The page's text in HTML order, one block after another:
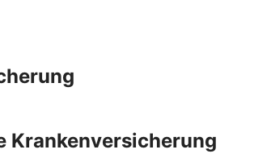
Krankenversicherung